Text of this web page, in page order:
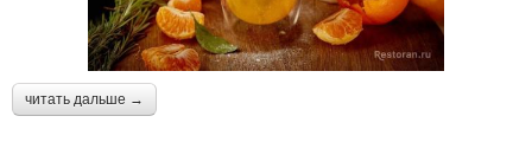
читать дальше →